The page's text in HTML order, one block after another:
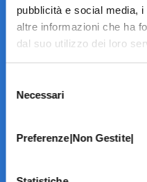
pubblicità e social media,
altre informazioni che ha
dal suo utilizzo dei loro
delNecessari
Preferenze|Non Gestite|
INFORMATIVE
Home Page
Modello 231
Amministrazione Trasparente